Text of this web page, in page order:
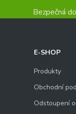
Bezpečná
E-SHOP
Produkty
Obchodní
Odstoupení